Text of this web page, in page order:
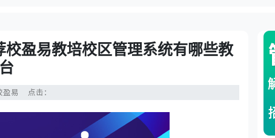
易教培校区管理系统有哪些教务管理平台
校盈易教培校区管理系统有哪些教
盈易 点击：